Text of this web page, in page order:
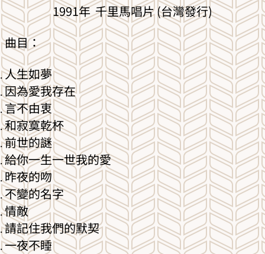
1991年 千里馬唱片 (台灣發行)
曲目：
人生如夢
因為愛我存在
言不由衷
和寂寞乾杯
前世的謎
給你一生一世我的愛
昨夜的吻
不變的名字
情敵
請記住我們的默契
一夜不睡